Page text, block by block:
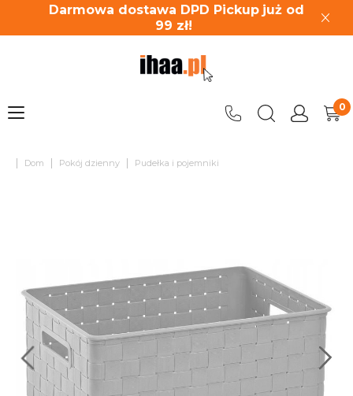
Darmowa dostawa DPD Pickup już od
99 zł!
| Dom | Pokój dzienny | Pudełka i pojemniki